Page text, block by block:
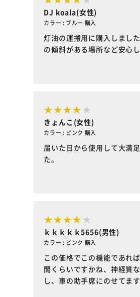
DJ koala(女性)
カラー : ブルー 購入
灯油の運搬用に購入しまし
の傾斜がある場所など安心
きょんこ(女性)
カラー : ピンク 購入
届いた日から使用して大満
た。
ｋｋｋｋｋ5656(男性)
カラー : ピンク 購入
この価格でこの機能であれ
間くらいですかね、神経質
し、車の助手席にのせてま